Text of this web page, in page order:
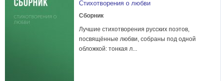
Стихотворения о любви
Сборник
Лучшие стихотворения русских поэтов,
посвящённые любви, собраны под одной
обложкой: тонкая л...